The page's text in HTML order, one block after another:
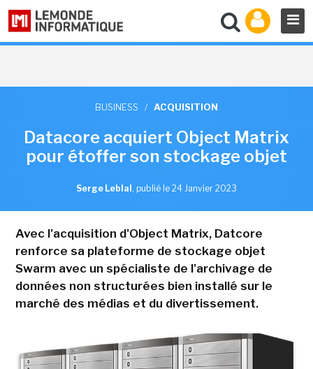
BUSINESS / ACQUISITION
Datacore acquiert Object Matrix
pour étoffer son stockage objet
Serge Leblal , publié le 24 Janvier 2023
Avec l'acquisition d'Object Matrix, Datcore
renforce sa plateforme de stockage objet
Swarm avec un spécialiste de l'archivage de
données non structurées bien installé sur le
marché des médias et du divertissement.